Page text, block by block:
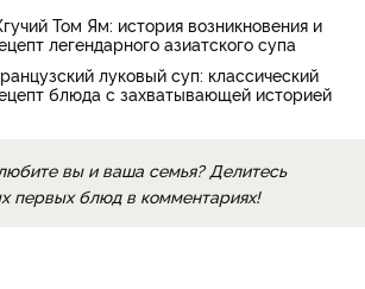
Том Ям: история возникновения и
легендарного азиатского супа
луковый суп: классический
блюда с захватывающей историей
вы и ваша семья? Делитесь
первых блюд в комментариях!